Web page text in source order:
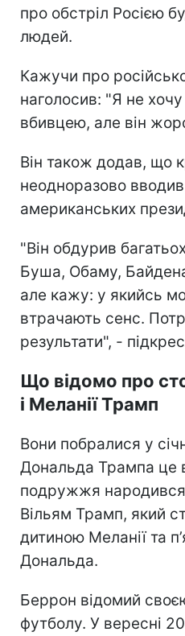
про обстріл Росією
людей.
Кажучи про
наголосив: "Я не
вбивцею, але він
Він також додав, що
неодноразово
американських
"Він обдурив
Буша, Обаму,
але кажу: у якийсь
втрачають сенс.
результати", -
Що відомо про
і Меланії Трамп
Вони побралися у
Дональда Трампа це
подружжя
Вільям Трамп, який
дитиною Меланії та
Дональда.
Беррон відомий
футболу. У вересні